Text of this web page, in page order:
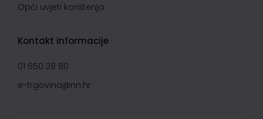
Opći uvjeti korištenja
Kontakt informacije
01 650 28 80
e-trgovina@nn.hr